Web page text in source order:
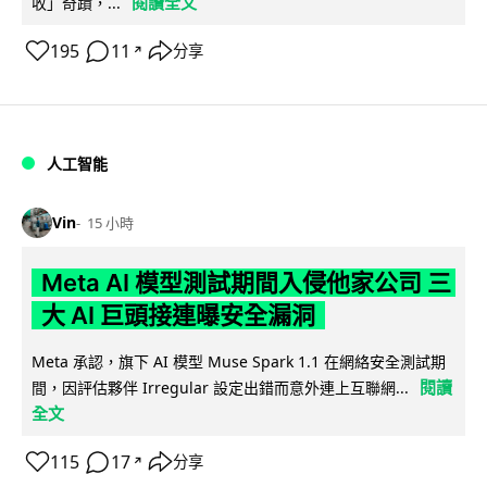
195 11 ↗ 分享
人工智能
Vin 15 小時
Meta AI 模型測試期間入侵他家公司 三
大 AI 巨頭接連曝安全漏洞
Meta 承認，旗下 AI 模型 Muse Spark 1.1 在網絡安全測試期
間，因評估夥伴 Irregular 設定出錯而意外連上互聯網...
閱讀
全文
115 17 ↗ 分享